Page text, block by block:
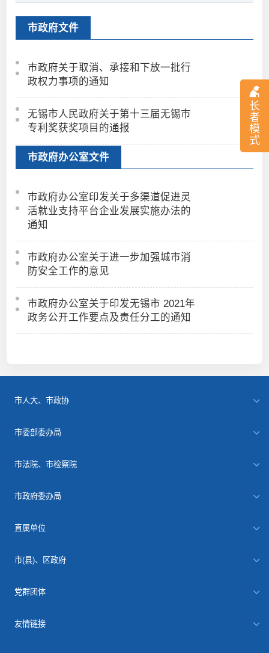
长
者
模
式
市政府文件
市政府关于取消、承接和下放一批行
政权力事项的通知
无锡市人民政府关于第十三届无锡市
专利奖获奖项目的通报
市政府办公室文件
市政府办公室印发关于多渠道促进灵
活就业支持平台企业发展实施办法的
通知
市政府办公室关于进一步加强城市消
防安全工作的意见
市政府办公室关于印发无锡市 2021年
政务公开工作要点及责任分工的通知
市人大、市政协
市委部委办局
市法院、市检察院
市政府委办局
直属单位
市(县)、区政府
党群团体
友情链接